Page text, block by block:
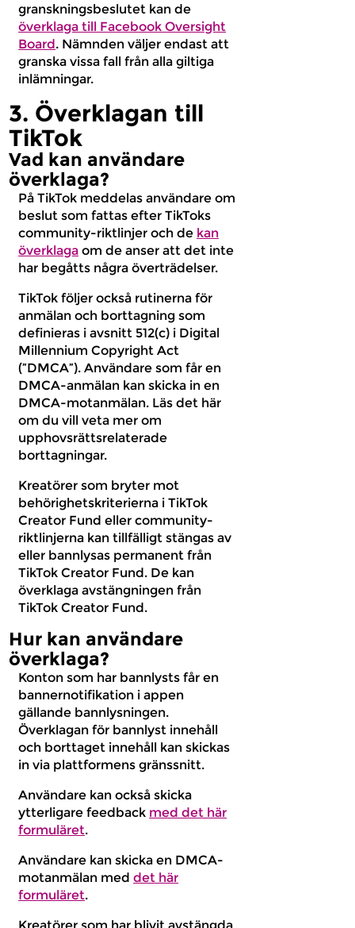
granskningsbeslutet kan de
överklaga till Facebook Oversight
Board. Nämnden väljer endast att
granska vissa fall från alla giltiga
inlämningar.
3. Överklagan till
TikTok
Vad kan användare
överklaga?
På TikTok meddelas användare om
beslut som fattas efter TikToks
community-riktlinjer och de kan
överklaga om de anser att det inte
har begåtts några överträdelser.
TikTok följer också rutinerna för
anmälan och borttagning som
definieras i avsnitt 512(c) i Digital
Millennium Copyright Act
(”DMCA”). Användare som får en
DMCA-anmälan kan skicka in en
DMCA-motanmälan. Läs det här
om du vill veta mer om
upphovsrättsrelaterade
borttagningar.
Kreatörer som bryter mot
behörighetskriterierna i TikTok
Creator Fund eller community-
riktlinjerna kan tillfälligt stängas av
eller bannlysas permanent från
TikTok Creator Fund. De kan
överklaga avstängningen från
TikTok Creator Fund.
Hur kan användare
överklaga?
Konton som har bannlysts får en
bannernotifikation i appen
gällande bannlysningen.
Överklagan för bannlyst innehåll
och borttaget innehåll kan skickas
in via plattformens gränssnitt.
Användare kan också skicka
ytterligare feedback med det här
formuläret.
Användare kan skicka en DMCA-
motanmälan meddet här
formuläret.